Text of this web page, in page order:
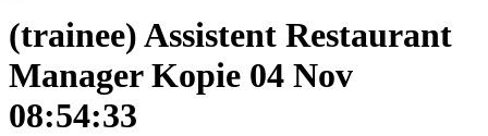
(trainee) Assistent Restaurant
Manager Kopie 04 Nov
08:54:33